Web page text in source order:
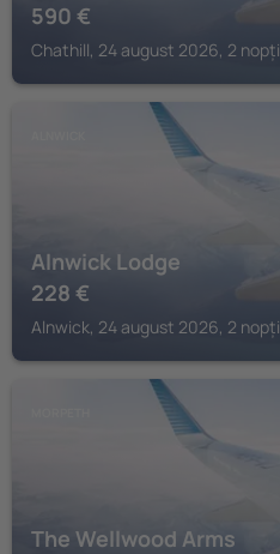
590 €
Chathill, 24 august 2026, 2 nopți
Alnwick Lodge
228 €
Alnwick, 24 august 2026, 2 nopți
The Wellwood Arms